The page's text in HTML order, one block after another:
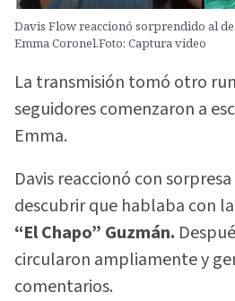
Davis Flow reaccionó sorprendido al
Emma Coronel.Foto: Captura video
La transmisión tomó otro
seguidores comenzaron a
Emma.
Davis reaccionó con
descubrir que hablaba con
“El Chapo” Guzmán.
circularon ampliamente y
comentarios.